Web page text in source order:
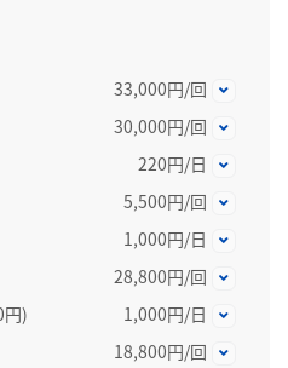
33,000円/回
30,000円/回
220円/日
5,500円/回
1,000円/日
28,800円/回
)
1,000円/日
18,800円/回